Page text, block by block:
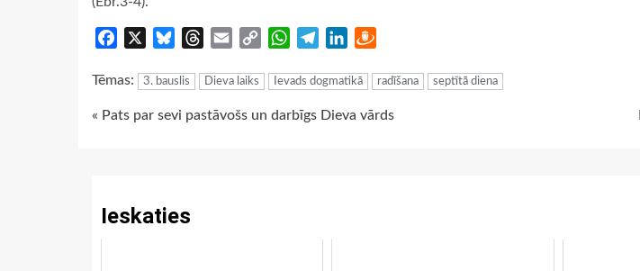
Facebook BlueskyThreads
Email
Copy
WhatsApp
TelegramLinkedIn
Tēmas: 3. bauslis Dieva laiks Ievads dogmatikā radīšana septītā diena
Continue
« Pats par sevi pastāvošs un darbīgs Dieva vārds
Ieskaties